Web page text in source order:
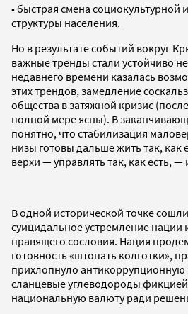
• быстрая смена социокультурной
структуры населения.
Но в результате событий вокруг
важные тренды стали устойчиво
недавнего времени казалась
этих трендов, замедление
общества в затяжной кризис
полной мере ясны). В
понятно, что стабилизация
низы готовы дальше жить так, как
верхи — управлять так, как есть, —
В одной исторической точке
суицидальное устремление нации
правящего сословия. Нация
готовность «штопать колготки»,
прихлопнуло антикоррупционную
сланцевые углеводороды
национальную валюту ради